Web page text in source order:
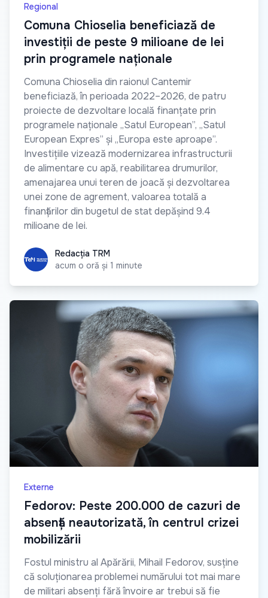
Regional
Comuna Chioselia beneficiază de
investiții de peste 9 milioane de lei
prin programele naționale
Comuna Chioselia din raionul Cantemir
beneficiază, în perioada 2022–2026, de patru
proiecte de dezvoltare locală finanțate prin
programele naționale „Satul European”, „Satul
European Expres” și „Europa este aproape”.
Investițiile vizează modernizarea infrastructurii
de alimentare cu apă, reabilitarea drumurilor,
amenajarea unui teren de joacă și dezvoltarea
unei zone de agrement, valoarea totală a
finanțărilor din bugetul de stat depășind 9.4
milioane de lei.
Redacția TRM
Redacția TRM
acum o oră și 1 minute
Externe
Fedorov: Peste 200.000 de cazuri de
absență neautorizată, în centrul crizei
mobilizării
Fostul ministru al Apărării, Mihail Fedorov, susține
că soluționarea problemei numărului tot mai mare
de militari absenți fără învoire ar trebui să fie